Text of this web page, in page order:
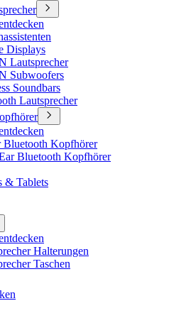
Displays
Lautsprecher
Subwoofers
Soundbars
Lautsprecher
Bluetooth Kopfhörer
Bluetooth Kopfhörer
& Tablets
Halterungen
Taschen